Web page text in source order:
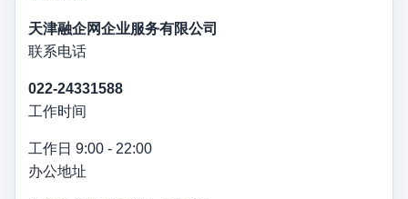
天津融企网企业服务有限公司
联系电话
022-24331588
工作时间
工作日 9:00 - 22:00
办公地址